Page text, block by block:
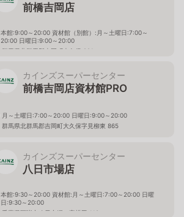
前橋吉岡店
本館:9:00～20:00 資材館（別館）:月～土曜日:7:00～
20:00 日曜日:9:00～20:00
群馬県北群馬郡吉岡町大久保 821
カインズスーパーセンター
前橋吉岡店資材館PRO
月～土曜日:7:00～20:00 日曜日:9:00～20:00
群馬県北群馬郡吉岡町大久保字見柳東 865
カインズスーパーセンター
八日市場店
本館:9:30～20:00 資材館:月～土曜日:7:00～20:00 日曜
日:9:30～20:00
千葉県匝瑳市八日市場ロ字横田 118